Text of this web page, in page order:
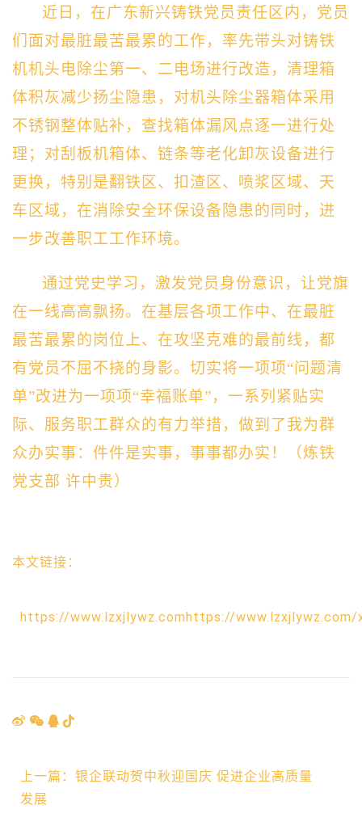
近日，在广东新兴铸铁党员责任区内， 党员
们面对最脏最苦最累的工作，率先带头对铸铁
机机头电除尘第一、二电场进行改造， 清理箱
体积灰减少扬尘隐患， 对机头除尘器箱体采用
不锈钢整体贴补，查找箱体漏风点逐一进行处
理 ； 对刮板机箱体、链条等老化卸灰设备进行
更换 ， 特别是翻铁区 、 扣渣区 、 喷浆区域、 天
车区域， 在消除安全环保设备隐患的同时， 进
一步改善职工工作环境。
通过党史学习，激发党员身份意识，让党旗
在一线高高飘扬。在基层各项工作中、在最脏
最苦最累的岗位上、在攻坚克难的最前线，都
有党员不屈不挠的身影。切实将一项项“问题清
单”改进为一项项“幸福账单”，一系列紧贴实
际、服务职工群众的有力举措， 做到了我为群
众办实事：件件是实事，事事都办实！
（炼铁
党支部 许中贵）
本文链接：
https://www.lzxjlywz.comhttps://www.lzxjlywz.com/
上一篇：银企联动贺中秋迎国庆 促进企业高质量
发展